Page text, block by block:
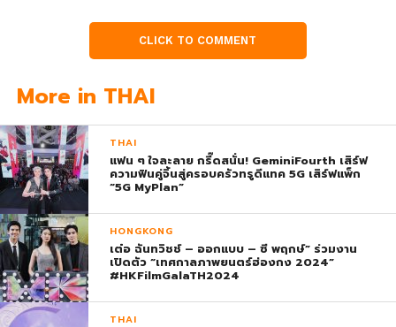
CLICK TO COMMENT
More in THAI
THAI
แฟน ๆ ใจละลาย กรี๊ดสนั่น! GeminiFourth เสิร์ฟ
ความฟินคู่จิ้นสู่ครอบครัวทรูดีแทค 5G เสิร์ฟแพ็ก
“5G MyPlan”
HONGKONG
เต๋อ ฉันทวิชช์ – ออกแบบ – ซี พฤกษ์” ร่วมงาน
เปิดตัว “เทศกาลภาพยนตร์ฮ่องกง 2024”
#HKFilmGalaTH2024
THAI